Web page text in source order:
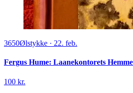
3650Ølstykke · 22. feb.
Fergus Hume: Laanekontorets
100 kr.